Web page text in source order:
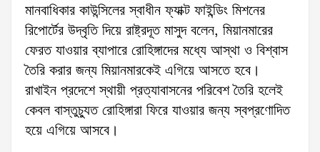
মানবাধিকার কাউন্সিলের স্বাধীন ফ্যাক্ট ফাইন্ডিং মিশনের
রিপোর্টের উদ্বৃতি দিয়ে রাষ্ট্রদূত মাসুদ বলেন, মিয়ানমারের
ফেরত যাওয়ার ব্যাপারে রোহিঙ্গাদের মধ্যে আস্থা ও বিশ্বাস
তৈরি করার জন্য মিয়ানমারকেই এগিয়ে আসতে হবে।
রাখাইন প্রদেশে স্থায়ী প্রত্যাবাসনের পরিবেশ তৈরি হলেই
কেবল বাস্তুচ্যুত রোহিঙ্গারা ফিরে যাওয়ার জন্য স্বপ্রণোদিত
হয়ে এগিয়ে আসবে।